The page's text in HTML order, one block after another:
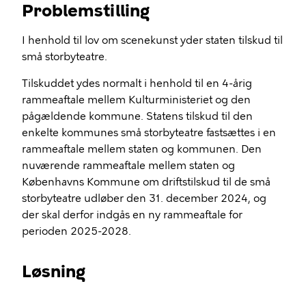
Problemstilling
I henhold til lov om scenekunst yder staten tilskud til
små storbyteatre.
Tilskuddet ydes normalt i henhold til en 4-årig
rammeaftale mellem Kulturministeriet og den
pågældende kommune. Statens tilskud til den
enkelte kommunes små storbyteatre fastsættes i en
rammeaftale mellem staten og kommunen. Den
nuværende rammeaftale mellem staten og
Københavns Kommune om driftstilskud til de små
storbyteatre udløber den 31. december 2024, og
der skal derfor indgås en ny rammeaftale for
perioden 2025-2028.
Løsning